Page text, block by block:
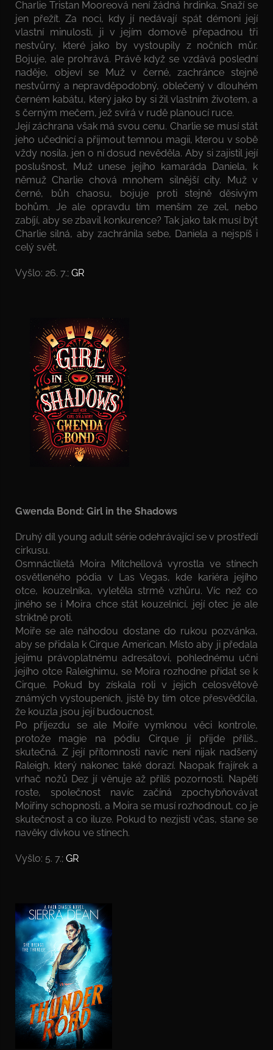
Charlie Tristan Mooreová není žádná hrdinka. Snaží se
jen přežít. Za noci, kdy jí nedávají spát démoni její
vlastní minulosti, ji v jejím domově přepadnou tři
nestvůry, které jako by vystoupily z nočních můr.
Bojuje, ale prohrává. Právě když se vzdává poslední
naděje, objeví se Muž v černé, zachránce stejně
nestvůrný a nepravděpodobný, oblečený v dlouhém
černém kabátu, který jako by si žil vlastním životem, a
s černým mečem, jež svírá v rudě planoucí ruce.
Její záchrana však má svou cenu. Charlie se musí stát
jeho učednicí a přijmout temnou magii, kterou v sobě
vždy nosila, jen o ní dosud nevěděla. Aby si zajistil její
poslušnost, Muž unese jejího kamaráda Daniela, k
němuž Charlie chová mnohem silnější city. Muž v
černé, bůh chaosu, bojuje proti stejně děsivým
bohům. Je ale opravdu tím menším ze zel, nebo
zabíjí, aby se zbavil konkurence? Tak jako tak musí být
Charlie silná, aby zachránila sebe, Daniela a nejspíš i
celý svět.
Vyšlo: 26. 7.; GR
Gwenda Bond: Girl in the Shadows
Druhý díl young adult série odehrávající se v prostředí
cirkusu.
Osmnáctiletá Moira Mitchellová vyrostla ve stínech
osvětleného pódia v Las Vegas, kde kariéra jejího
otce, kouzelníka, vyletěla strmě vzhůru. Víc než co
jiného se i Moira chce stát kouzelnicí, její otec je ale
striktně proti.
Moiře se ale náhodou dostane do rukou pozvánka,
aby se přidala k Cirque American. Místo aby ji předala
jejímu právoplatnému adresátovi, pohlednému učni
jejího otce Raleighimu, se Moira rozhodne přidat se k
Cirque. Pokud by získala roli v jejich celosvětově
známých vystoupeních, jistě by tím otce přesvědčila,
že kouzla jsou její budoucnost.
Po příjezdu se ale Moiře vymknou věci kontrole,
protože magie na pódiu Cirque jí přijde příliš…
skutečná. Z její přítomnosti navíc není nijak nadšený
Raleigh, který nakonec také dorazí. Naopak frajírek a
vrhač nožů Dez jí věnuje až příliš pozornosti. Napětí
roste, společnost navíc začíná zpochybňovávat
Moiřiny schopnosti, a Moira se musí rozhodnout, co je
skutečnost a co iluze. Pokud to nezjistí včas, stane se
navěky dívkou ve stínech.
Vyšlo: 5. 7.; GR